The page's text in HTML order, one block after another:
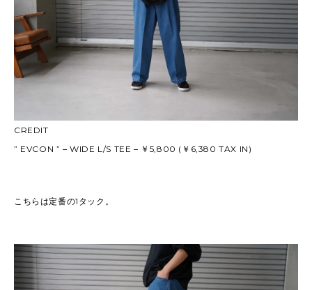
CREDIT
” EVCON ” – WIDE L/S TEE – ￥5,800 (￥6,380 TAX IN)
こちらは定番の1タック。